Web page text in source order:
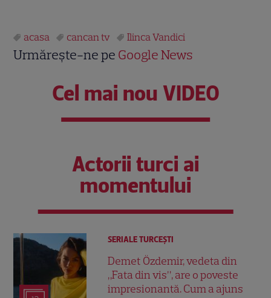
acasa cancan tv Ilinca Vandici
Urmărește-ne pe Google News
Cel mai nou VIDEO
Actorii turci ai
momentului
SERIALE TURCEŞTI
Demet Özdemir, vedeta din
„Fata din vis”, are o poveste
impresionantă. Cum a ajuns